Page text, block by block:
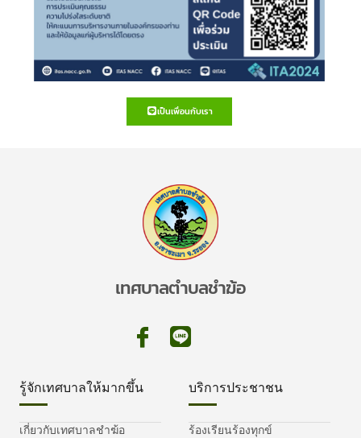
เป็นเพื่อนกับเรา
เทศบาลตำบลชำฆ้อ
รู้จักเทศบาลให้มากขึ้น
เกี่ยวกับเทศบาลชำฆ้อ
บริการประชาชน
ร้องเรียนร้องทุกข์